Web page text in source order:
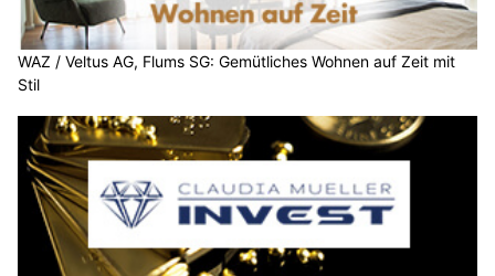
WAZ / Veltus AG, Flums SG: Gemütliches Wohnen auf Zeit mit
Stil